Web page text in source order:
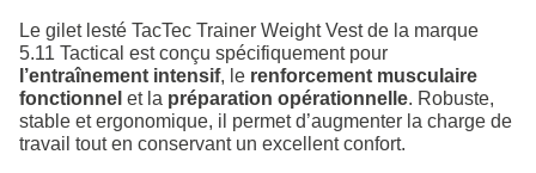
Le gilet lesté TacTec Trainer Weight Vest de la marque
5.11 Tactical est conçu spécifiquement pour
l’entraînement intensif, le renforcement musculaire
fonctionnel et la préparation opérationnelle. Robuste,
stable et ergonomique, il permet d’augmenter la charge de
travail tout en conservant un excellent confort.